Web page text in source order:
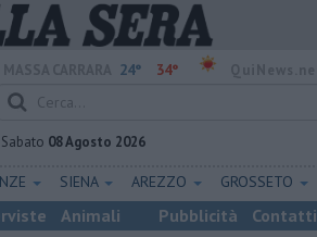
24° 34°
Sabato 08 Agosto 2026
SIENA AREZZO GROSSETO
Animali Pubblicità Contatti